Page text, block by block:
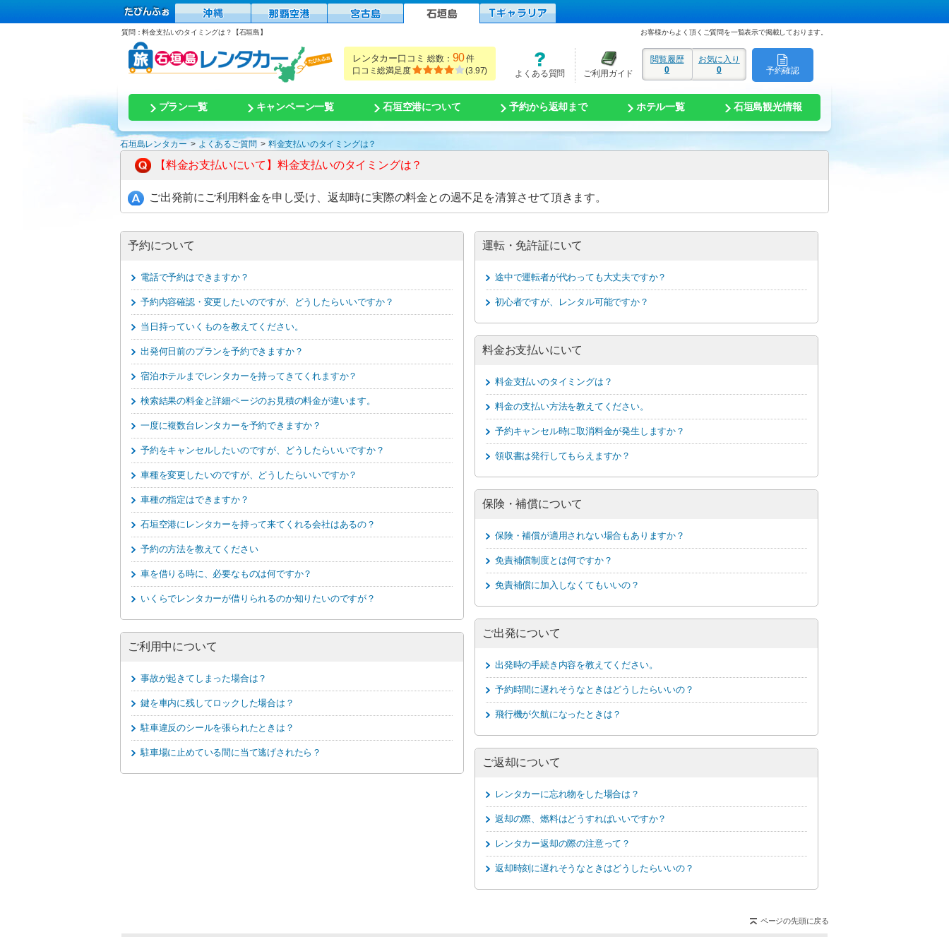
質問：料金支払いのタイミングは？【石垣島】 お客様からよく頂くご質問を一覧表示で掲載しております。
レンタカー口コミ 総数： 90件
口コミ総満足度
(3.97) 予約確認
閲覧履歴
0
お気に入り
0
よくある質問 ご利用ガイド
プラン一覧 キャンペーン一覧 石垣空港について 予約から返却まで ホテル一覧 石垣島観光情報
石垣島レンタカー よくあるご質問 料金支払いのタイミングは？
【料金お支払いにいて】料金支払いのタイミングは？
ご出発前にご利用料金を申し受け、返却時に実際の料金との過不足を清算させて頂きます。
予約について
電話で予約はできますか？
予約内容確認・変更したいのですが、どうしたらいいですか？
当日持っていくものを教えてください。
出発何日前のプランを予約できますか？
宿泊ホテルまでレンタカーを持ってきてくれますか？
検索結果の料金と詳細ページのお見積の料金が違います。
一度に複数台レンタカーを予約できますか？
予約をキャンセルしたいのですが、どうしたらいいですか？
車種を変更したいのですが、どうしたらいいですか？
車種の指定はできますか？
石垣空港にレンタカーを持って来てくれる会社はあるの？
予約の方法を教えてください
車を借りる時に、必要なものは何ですか？
いくらでレンタカーが借りられるのか知りたいのですが？
運転・免許証にいて
途中で運転者が代わっても大丈夫ですか？
初心者ですが、レンタル可能ですか？
料金お支払いにいて
料金支払いのタイミングは？
料金の支払い方法を教えてください。
予約キャンセル時に取消料金が発生しますか？
領収書は発行してもらえますか？
保険・補償について
保険・補償が適用されない場合もありますか？
免責補償制度とは何ですか？
免責補償に加入しなくてもいいの？
ご出発について
出発時の手続き内容を教えてください。
予約時間に遅れそうなときはどうしたらいいの？
飛行機が欠航になったときは？
ご利用中について
事故が起きてしまった場合は？
鍵を車内に残してロックした場合は？
駐車違反のシールを張られたときは？
駐車場に止めている間に当て逃げされたら？
ご返却について
レンタカーに忘れ物をした場合は？
返却の際、燃料はどうすればいいですか？
レンタカー返却の際の注意って？
返却時刻に遅れそうなときはどうしたらいいの？
ページの先頭に戻る